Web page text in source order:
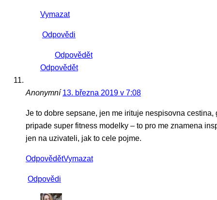
Vymazat
Odpovědi
Odpovědět
Odpovědět
Anonymní 13. března 2019 v 7:08
Je to dobre sepsane, jen me irituje nespisovna
pripade super fitness modelky – to pro me znamena
jen na uzivateli, jak to cele pojme.
OdpovědětVymazat
Odpovědi